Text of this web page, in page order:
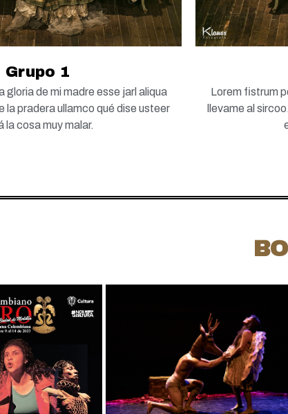
Grupo 1
gloria de mi madre esse jarl aliqua
la pradera ullamco qué dise usteer
la cosa muy malar.
Lorem fistrum
llevame al